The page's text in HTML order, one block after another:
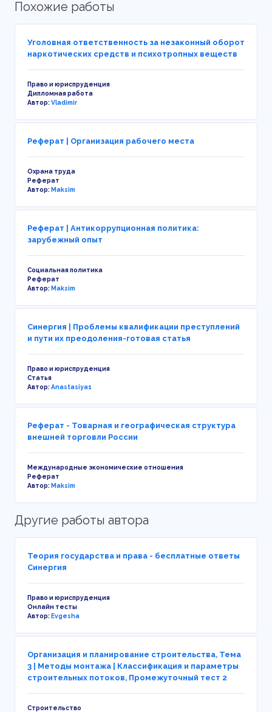
Похожие работы
Уголовная ответственность за незаконный оборот
наркотических средств и психотропных веществ
Право и юриспруденция
Дипломная работа
Автор:Vladimir
Реферат | Организация рабочего места
Охрана труда
Реферат
Автор:Maksim
Реферат | Антикоррупционная политика:
зарубежный опыт
Социальная политика
Реферат
Автор:Maksim
Синергия | Проблемы квалификации преступлений
и пути их преодоления-готовая статья
Право и юриспруденция
Статья
Автор:Anastasiya1
Реферат - Товарная и географическая структура
внешней торговли России
Международные экономические отношения
Реферат
Автор:Maksim
Другие работы автора
Теория государства и права - бесплатные ответы
Синергия
Право и юриспруденция
Онлайн тесты
Автор:Evgesha
Организация и планирование строительства, Тема
3 | Методы монтажа | Классификация и параметры
строительных потоков, Промежуточный тест 2
Строительство